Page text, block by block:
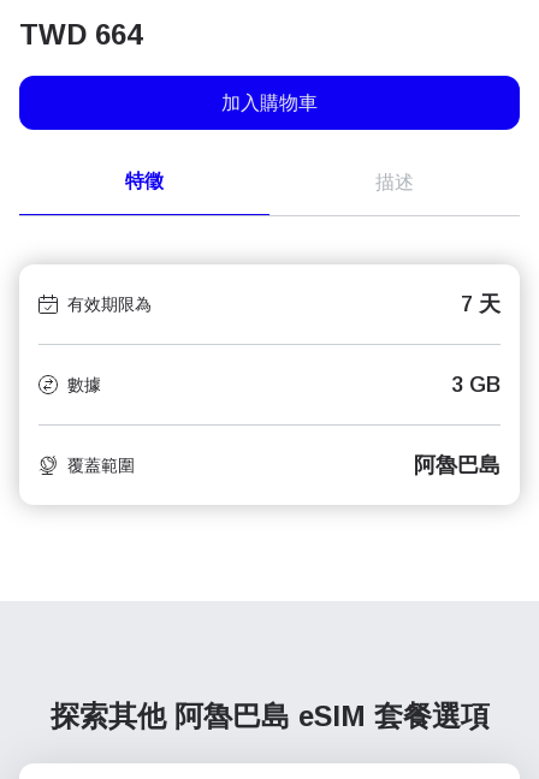
TWD 664
加入購物車
特徵 描述
有效期限為 7 天
數據 3 GB
覆蓋範圍 阿魯巴島
探索其他 阿魯巴島 eSIM 套餐選項